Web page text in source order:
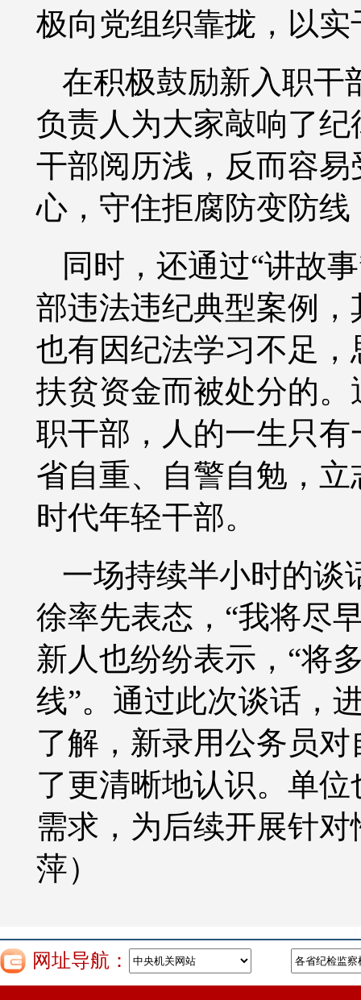
极向党组织靠拢，以
在积极鼓励新入职干
负责人为大家敲响了
干部阅历浅，反而容
心，守住拒腐防变防
同时，还通过“讲故
部违法违纪典型案例
也有因纪法学习不足
扶贫资金而被处分的
职干部，人的一生只
省自重、自警自勉，
时代年轻干部。
一场持续半小时的谈
徐率先表态， “我将尽
新人也纷纷表示，“将
线”。通过此次谈话，
了解，新录用公务员
了更清晰地认识。单
需求，为后续开展针
萍）
网址导航：